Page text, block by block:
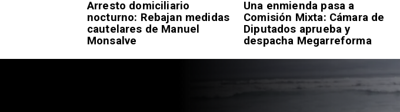
Arresto domiciliario
nocturno: Rebajan medidas
cautelares de Manuel
Monsalve
Una enmienda pasa a
Comisión Mixta: Cámara de
Diputados aprueba y
despacha Megarreforma